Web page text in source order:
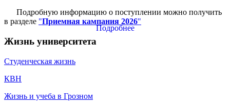
Подробнее
Подробную информацию о поступлении можно получить
в разделе "Приемная кампания 2026"
Жизнь университета
Студенческая жизнь
КВН
Жизнь и учеба в Грозном